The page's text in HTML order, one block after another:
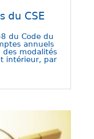
du CSE
du Code du
annuels
des modalités
intérieur, par